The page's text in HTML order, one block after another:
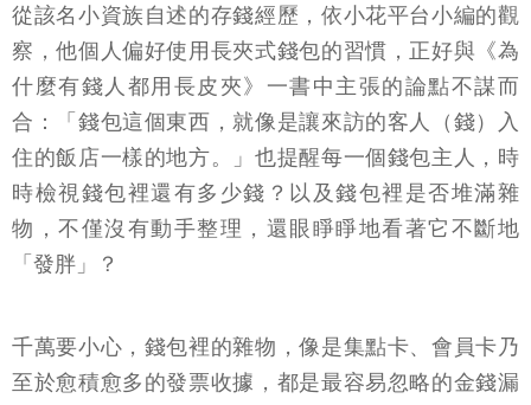
從該名小資族自述的存錢經歷，依小花平台小編的觀
察，他個人偏好使用長夾式錢包的習慣，正好與《為
什麼有錢人都用長皮夾》一書中主張的論點不謀而
合：「錢包這個東西，就像是讓來訪的客人（錢）入
住的飯店一樣的地方。」也提醒每一個錢包主人，時
時檢視錢包裡還有多少錢？以及錢包裡是否堆滿雜
物，不僅沒有動手整理，還眼睜睜地看著它不斷地
「發胖」？
千萬要小心，錢包裡的雜物，像是集點卡、會員卡乃
至於愈積愈多的發票收據，都是最容易忽略的金錢漏